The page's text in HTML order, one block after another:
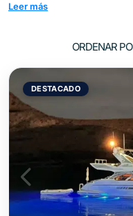
Leer más
ORDENAR
DESTACADO